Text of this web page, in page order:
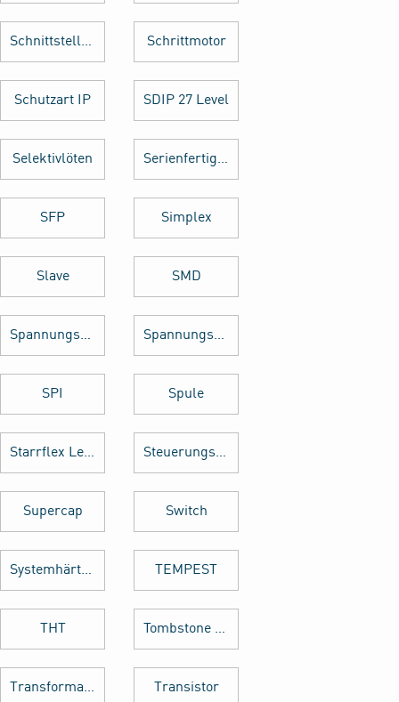
Schnittstellenkarte Schrittmotor
Schutzart IP SDIP 27 Level
Selektivlöten Serienfertigung
SFP Simplex
Slave SMD
Spannungsregler Spannungswandler
SPI Spule
Starrflex Leiterplatten Steuerungstechnik
Supercap Switch
Systemhärtung TEMPEST
THT Tombstone Effekt
Transformator Transistor